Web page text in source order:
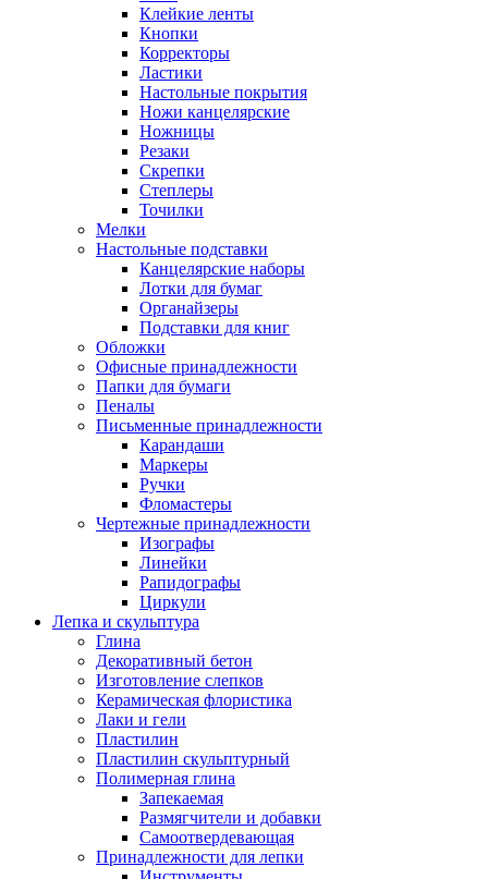
Клейкие ленты
Кнопки
Корректоры
Ластики
Настольные покрытия
Ножи канцелярские
Ножницы
Резаки
Скрепки
Степлеры
Точилки
Мелки
Настольные подставки
Канцелярские наборы
Лотки для бумаг
Органайзеры
Подставки для книг
Обложки
Офисные принадлежности
Папки для бумаги
Пеналы
Письменные принадлежности
Карандаши
Маркеры
Ручки
Фломастеры
Чертежные принадлежности
Изографы
Линейки
Рапидографы
Циркули
Лепка и скульптура
Глина
Декоративный бетон
Изготовление слепков
Керамическая флористика
Лаки и гели
Пластилин
Пластилин скульптурный
Полимерная глина
Запекаемая
Размягчители и добавки
Самоотвердевающая
Принадлежности для лепки